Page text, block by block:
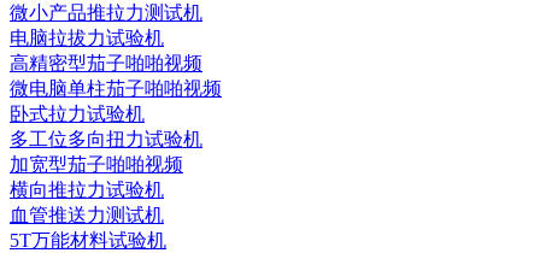
微小产品推拉力测试机
电脑拉拔力试验机
高精密型茄子啪啪视频
微电脑单柱茄子啪啪视频
卧式拉力试验机
多工位多向扭力试验机
加宽型茄子啪啪视频
横向推拉力试验机
血管推送力测试机
5T万能材料试验机